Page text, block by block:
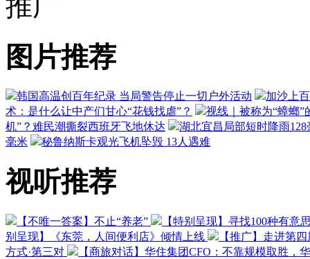
图片推荐
韩国高温创百年纪录 当局警告停止一切户外活动
加沙上
术：是什么让中产们甘心“花钱找虐”？
视线｜被称为“蟑螂
机”？难民潮撕裂西班牙飞地休达
湖北宜昌局部短时降雨
毫米
秘鲁纳斯卡观光飞机坠毁 13人遇难
视听推荐
【不唯一答案】不止“养老”
【特别呈现】寻找100种有意
别呈现】《东莞，人间便利店》倾情上线
【推广】走进第
方式·第三对
【商旅对话】华住集团CFO：不靠规模取胜，